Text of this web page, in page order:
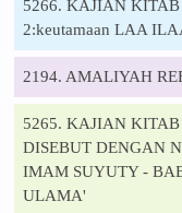
5266. KAJIAN
2:keutamaan LAA
2194. AMALIYAH
5265. KAJIAN
DISEBUT DENGAN
IMAM SUYUTY -
ULAMA'